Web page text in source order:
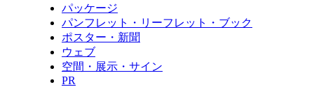
パッケージ
パンフレット・リーフレット・ブック
ポスター・新聞
ウェブ
空間・展示・サイン
PR